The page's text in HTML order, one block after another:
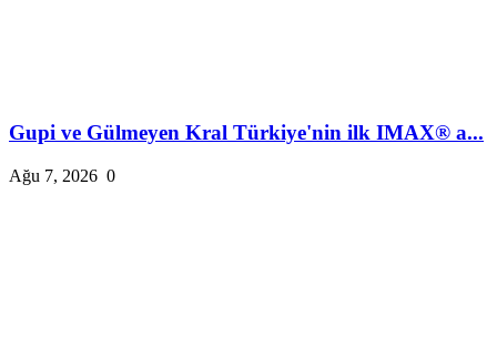
Gupi ve Gülmeyen Kral Türkiye'nin ilk IMAX® a...
Ağu 7, 2026 0